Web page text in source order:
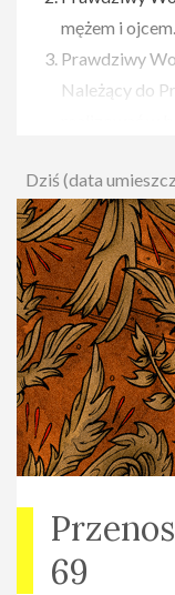
mężem i ojcem.
Prawdziwy
Należący do
realizować w
Przymierze
Obozy
konferencje
wiele innych.
Również w
tych
Zapraszamy Cię
wszelkie
Wojowników. Na
przyłączenia się
Dziś (data
69